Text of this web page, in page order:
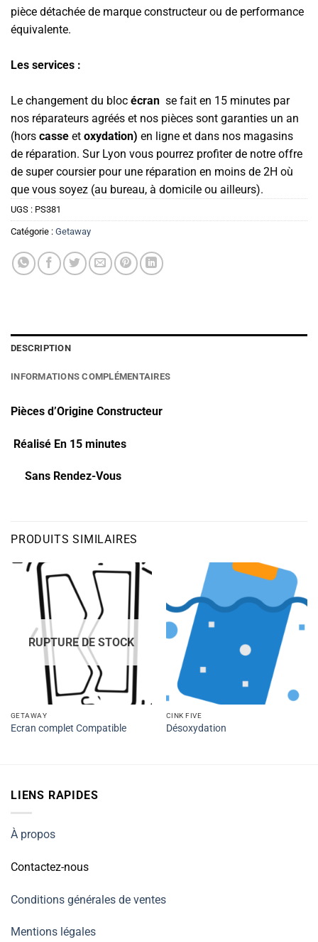
pièce détachée de marque constructeur ou de performance
équivalente.
Les services :
Le changement du bloc écran se fait en 15 minutes par
nos réparateurs agréés et nos pièces sont garanties un an
(hors casse et oxydation) en ligne et dans nos magasins
de réparation. Sur Lyon vous pourrez profiter de notre offre
de super coursier pour une réparation en moins de 2H où
que vous soyez (au bureau, à domicile ou ailleurs).
UGS : PS381
Catégorie : Getaway
DESCRIPTION
INFORMATIONS COMPLÉMENTAIRES
Pièces d’Origine Constructeur
Réalisé En 15 minutes
Sans Rendez-Vous
PRODUITS SIMILAIRES
RUPTURE DE STOCK
GETAWAY
Ecran complet Compatible
CINK FIVE
Désoxydation
LIENS RAPIDES
À propos
Contactez-nous
Conditions générales de ventes
Mentions légales